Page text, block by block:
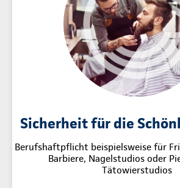
Sicherheit für die
Berufshaftpflicht beispielsweise für
Barbiere, Nagelstudios oder
Tätowierstudios